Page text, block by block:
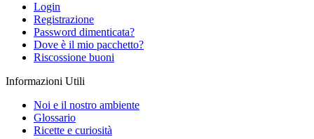
Login
Registrazione
Password dimenticata?
Dove è il mio pacchetto?
Riscossione buoni
Informazioni Utili
Noi e il nostro ambiente
Glossario
Ricette e curiosità